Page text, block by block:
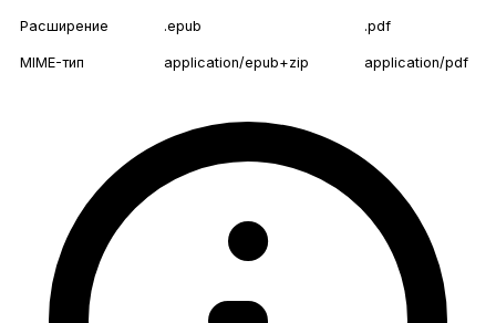
Расширение .epub .pdf
MIME-тип application/epub+zip application/pdf